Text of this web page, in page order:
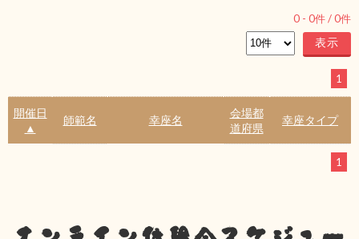
0 - 0件 /0件
1
開催日
▲
師範名 幸座名
会場都
道府県
幸座タイプ
1